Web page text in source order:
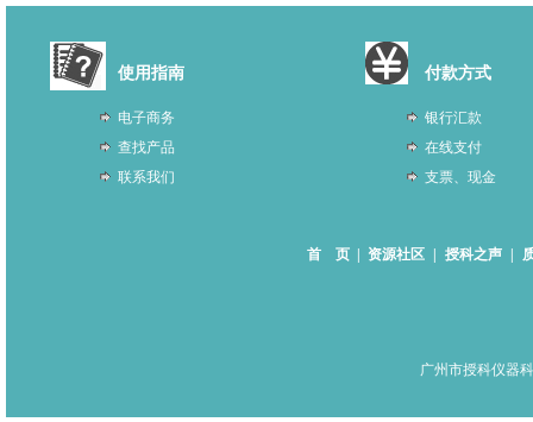
使用指南
电子商务
查找产品
联系我们
付款方式
银行汇款
在线支付
支票、现金
首 页 资源社区 授科之声
广州市授科仪器